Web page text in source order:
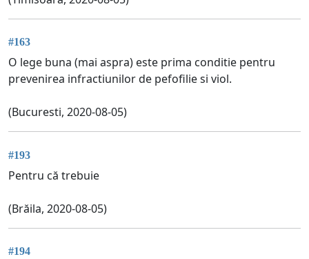
#163
O lege buna (mai aspra) este prima conditie pentru
prevenirea infractiunilor de pefofilie si viol.
(Bucuresti, 2020-08-05)
#193
Pentru că trebuie
(Brăila, 2020-08-05)
#194